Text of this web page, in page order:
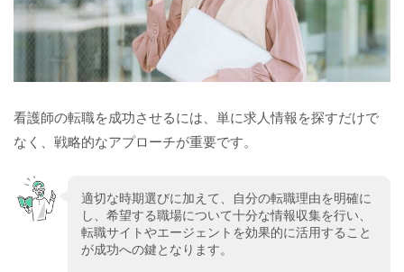
看護師の転職を成功させるには、単に求人情報を探すだけで
なく、戦略的なアプローチが重要です。
適切な時期選びに加えて、自分の転職理由を明確に
し、希望する職場について十分な情報収集を行い、
転職サイトやエージェントを効果的に活用すること
が成功への鍵となります。